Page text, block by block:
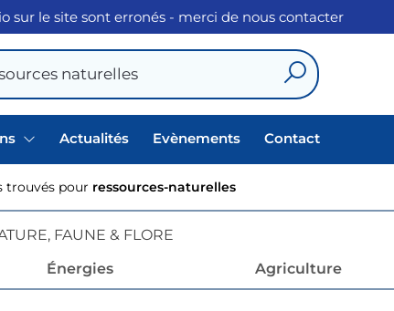
sur le site sont erronés - merci de nous contacter
Actualités Evènements Contact
trouvés pour ressources-naturelles
FAUNE & FLORE
Énergies Agriculture